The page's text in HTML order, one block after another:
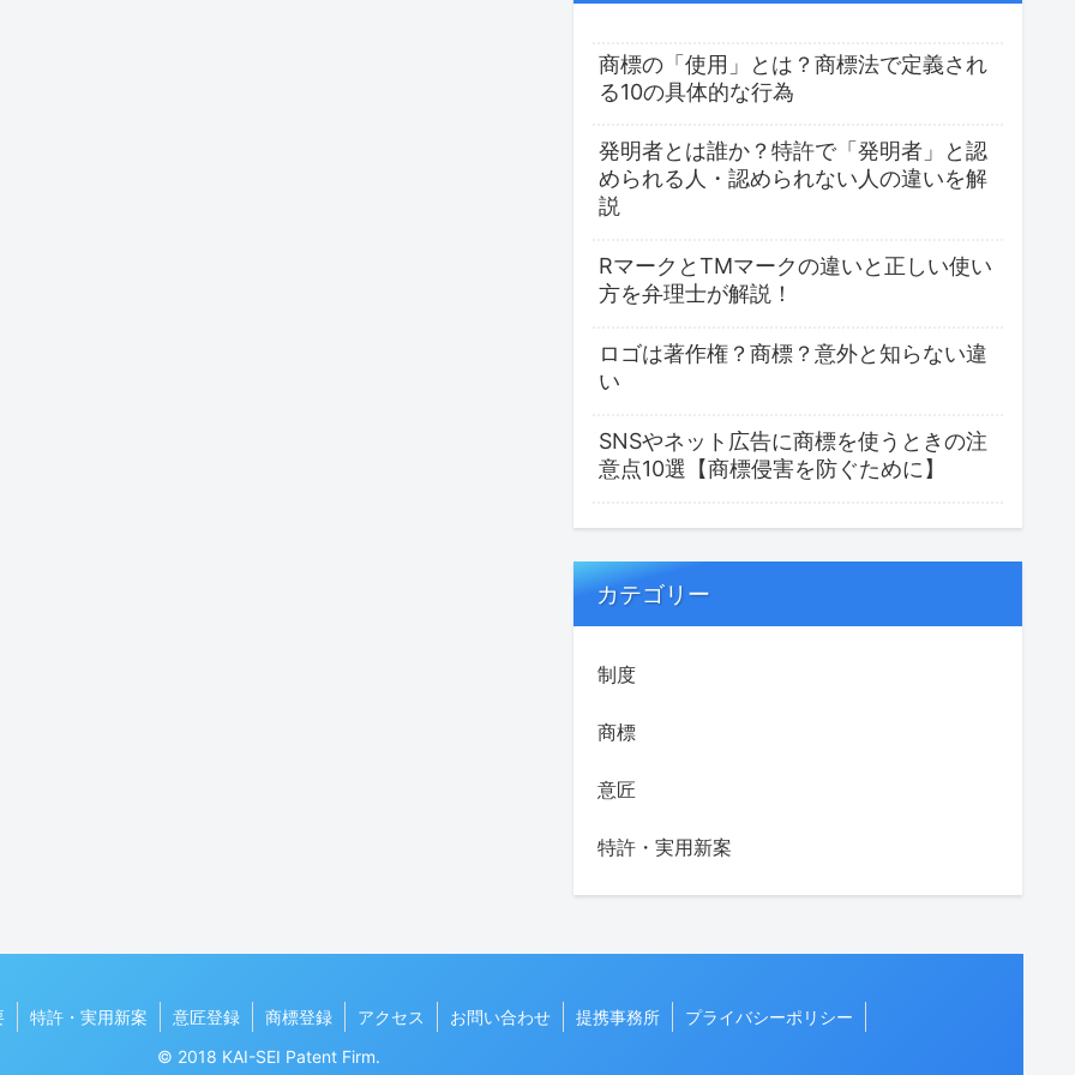
商標の「使用」とは？商標法で定義され
る10の具体的な行為
発明者とは誰か？特許で「発明者」と認
められる人・認められない人の違いを解
説
RマークとTMマークの違いと正しい使い
方を弁理士が解説！
ロゴは著作権？商標？意外と知らない違
い
SNSやネット広告に商標を使うときの注
意点10選【商標侵害を防ぐために】
カテゴリー
制度
商標
意匠
特許・実用新案
特許・実用新案 意匠登録 商標登録 アクセス お問い合わせ 提携事務所
プライバシーポリシー
© 2018 KAI-SEI Patent Firm.